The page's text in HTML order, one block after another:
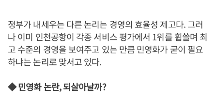
정부가 내세우는 다른 논리는 경영의 효율성 제고다. 그러
나 이미 인천공항이 각종 서비스 평가에서 1위를 휩쓸며 최
고 수준의 경영을 보여주고 있는 만큼 민영화가 굳이 필요
하냐는 논리로 맞서고 있다.
◆ 민영화 논란, 되살아날까?